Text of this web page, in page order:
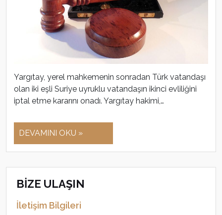
Yargıtay, yerel mahkemenin sonradan Türk vatandaşı
olan iki eşli Suriye uyruklu vatandaşın ikinci evliliğini
iptal etme kararını onadı. Yargıtay hakimi,…
DEVAMINI OKU »
BİZE ULAŞIN
İletişim Bilgileri